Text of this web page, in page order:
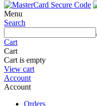
Menu
Search
Cart
Cart
Cart is empty
View cart
Account
Account
Orders